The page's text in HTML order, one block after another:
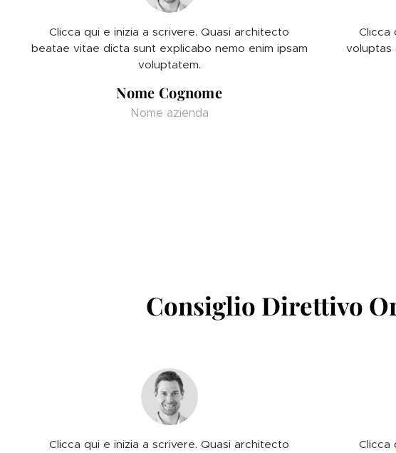
Clicca qui e inizia a scrivere. Quasi architecto
beatae vitae dicta sunt explicabo nemo enim ipsam
voluptatem.
Nome Cognome
Nome azienda
Clicca
voluptas
Consiglio Direttivo
Clicca qui e inizia a scrivere. Quasi architecto
Clicca